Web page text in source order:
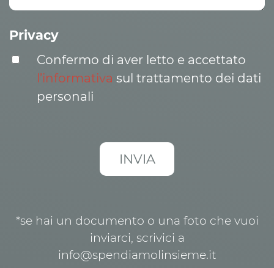
Privacy
Confermo di aver letto e accettato
l’informativa sul trattamento dei dati
personali
*se hai un documento o una foto che vuoi
inviarci, scrivici a
info@spendiamolinsieme.it